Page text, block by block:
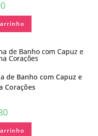
de Banho com Capuz e
Corações